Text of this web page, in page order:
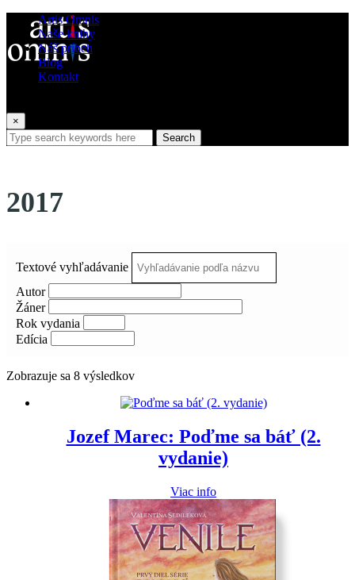
Artis Omnis
Naše knihy
Náš príbeh
Blog
Kontakt
×
Search
2017
Textové vyhľadávanie
Autor
Žáner
Rok vydania
Edícia
Zobrazuje sa 8 výsledkovZoradené
najnovších
Jozef Marec: Poďme sa báť (2.
vydanie)
Viac info